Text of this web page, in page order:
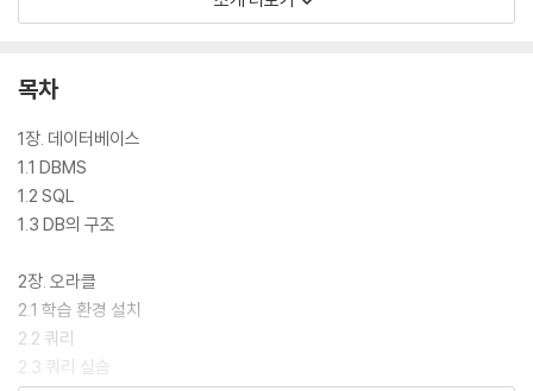
데이터베이스의 구조와 개념 설명에 충실한 입문서이며, 순서대로 읽고 실
습하면서 스스로 데이터 관리의 원리를 익힐 수 있는 친절한 자습서입니
다.
_ 이승우 Jness 기술고문
목차
1장. 데이터베이스
1.1 DBMS
1.2 SQL
1.3 DB의 구조
2장. 오라클
2.1 학습 환경 설치
2.2 쿼리
2.3 쿼리 실습